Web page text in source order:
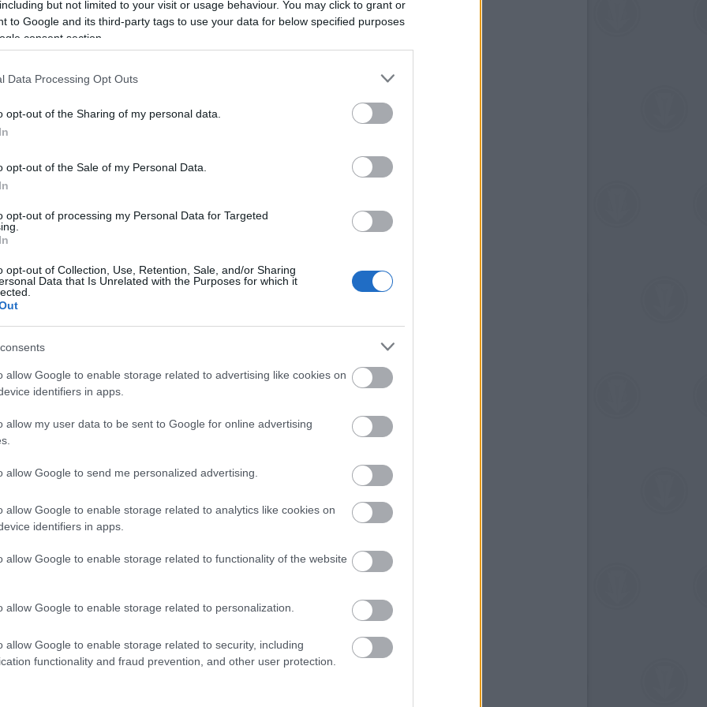
but not limited to your visit or usage behaviour. You may click to grant or
to Google and its third-party tags to use your data for below specified purposes
consent section.
Data Processing Opt Outs
opt-out of the Sharing of my personal data.
opt-out of the Sale of my Personal Data.
opt-out of processing my Personal Data for Targeted
opt-out of Collection, Use, Retention, Sale, and/or Sharing
Data that Is Unrelated with the Purposes for which it
allow Google to enable storage related to advertising like cookies on
identifiers in apps.
allow my user data to be sent to Google for online advertising
allow Google to send me personalized advertising.
allow Google to enable storage related to analytics like cookies on
identifiers in apps.
allow Google to enable storage related to functionality of the website
allow Google to enable storage related to personalization.
allow Google to enable storage related to security, including
functionality and fraud prevention, and other user protection.
1997-ben pedig megjelent kartonborítós
a szabadkai Kurina testvérek játszottak.
számos ismert együttessel dolgozott együtt, írt
balettelőadáshoz, a Velencei Biennále
játszott Mundruczó KornélDelta
és játssza: 2008-ban a Magyar Filmszemlén
járó díjat. Róla forgatta Jancsó Miklós a
végzett a 2013-ban megjelent világzenei
on, előtte
jövő februárban a Művészetek Palotájában
tanulmányokat végzett, a New York-i Juilliardra
saját formációja, a Balanescu Quartet
nyugszik, ugyanakkor mindig nyitott más
felé is. Olyan könnyűzenei sztárokkal